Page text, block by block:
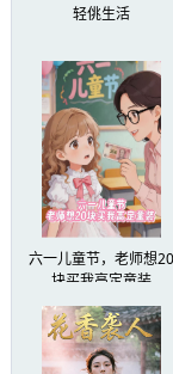
轻佻生活
六一儿童节，老师想20
块买我高定童装